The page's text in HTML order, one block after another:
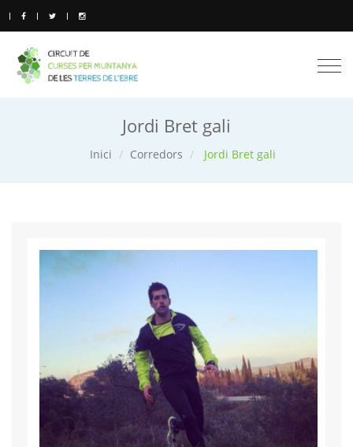
Jordi Bret gali
Inici Corredors Jordi Bret gali